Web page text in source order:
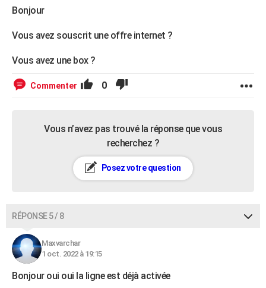
Bonjour
Vous avez souscrit une offre internet ?
Vous avez une box ?
Commenter 0
Vous n’avez pas trouvé la réponse que vous
recherchez ?
Posez votre question
RÉPONSE 5 / 8
Maxvarchar
1 oct. 2022 à 19:15
Bonjour oui oui la ligne est déjà activée